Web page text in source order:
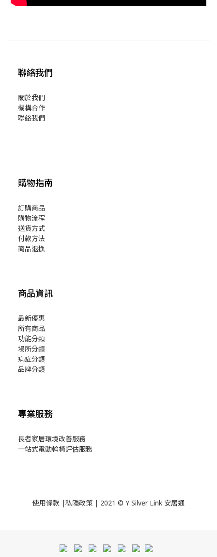
聯絡我們
關於我們
機構合作
聯絡我們
購物指南
訂購商品
購物流程
送貨方式
付款方法
商品退換
商品資訊
最新優惠
所有商品
功能分類
場所分類
病症分類
品牌分類
專業服務
長者家居環境改善服務
一站式電動輪椅評估服務
使用條款 |私隱政策 | 2021 © Y Silver Link 安居通